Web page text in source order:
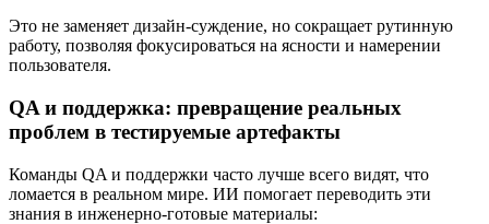
Это не заменяет дизайн‑суждение, но сокращает рутинную
работу, позволяя фокусироваться на ясности и намерении
пользователя.
QA и поддержка: превращение реальных
проблем в тестируемые артефакты
Команды QA и поддержки часто лучше всего видят, что
ломается в реальном мире. ИИ помогает переводить эти
знания в инженерно‑готовые материалы: